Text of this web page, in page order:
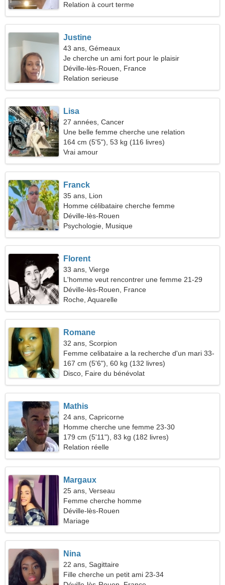
Relation à court terme
Justine
43 ans, Gémeaux
Je cherche un ami fort pour le plaisir
Déville-lès-Rouen, France
Relation serieuse
Lisa
27 années, Cancer
Une belle femme cherche une relation
164 cm (5'5"), 53 kg (116 livres)
Vrai amour
Franck
35 ans, Lion
Homme célibataire cherche femme
Déville-lès-Rouen
Psychologie, Musique
Florent
33 ans, Vierge
L'homme veut rencontrer une femme 21-29
Déville-lès-Rouen, France
Roche, Aquarelle
Romane
32 ans, Scorpion
Femme celibataire a la recherche d'un mari 33-
42
167 cm (5'6"), 60 kg (132 livres)
Disco, Faire du bénévolat
Mathis
24 ans, Capricorne
Homme cherche une femme 23-30
179 cm (5'11"), 83 kg (182 livres)
Relation réelle
Margaux
25 ans, Verseau
Femme cherche homme
Déville-lès-Rouen
Mariage
Nina
22 ans, Sagittaire
Fille cherche un petit ami 23-34